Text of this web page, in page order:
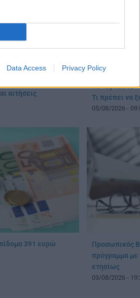
Data Access Privacy Policy
αιτήσεις
Το «άγνωστο»
Τι πρέπει να
05/08/2026 -
391 ευρώ
Προσωπικός
πρόγραμμα
ετησίως
03/08/2026 -